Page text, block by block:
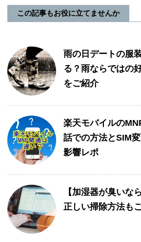
この記事もお役に立てませんか
雨の日デートの服
る？雨ならではの
をご紹介
楽天モバイルの
話での方法とSIM
影響レポ
【加湿器が臭いな
正しい掃除方法も